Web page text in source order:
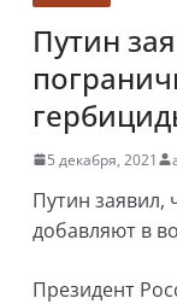
Путин
5 декабря, 2021
Путин заявил,
добавляют в
Президент